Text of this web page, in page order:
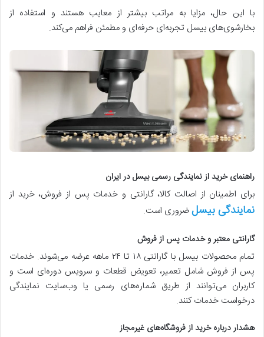
با این حال، مزایا به مراتب بیشتر از معایب هستند و استفاده از
بخارشوی‌های بیسل تجربه‌ای حرفه‌ای و مطمئن فراهم می‌کند.
راهنمای خرید از نمایندگی رسمی بیسل در ایران
برای اطمینان از اصالت کالا، گارانتی و خدمات پس از فروش، خرید از
نمایندگی بیسلضروری است.
گارانتی معتبر و خدمات پس از فروش
تمام محصولات بیسل با گارانتی ۱۸ تا ۲۴ ماهه عرضه می‌شوند. خدمات
پس از فروش شامل تعمیر، تعویض قطعات و سرویس دوره‌ای است و
کاربران می‌توانند از طریق شماره‌های رسمی یا وب‌سایت نمایندگی
درخواست خدمات کنند.
هشدار درباره خرید از فروشگاه‌های غیرمجاز